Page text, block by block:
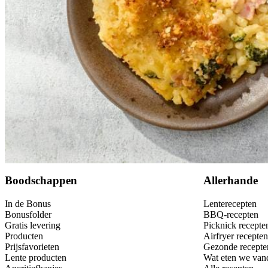
80 Parmigiano Reggiano-poeder
75
Dit heb je nodig
Boodschappen
In de Bonus
Bonusfolder
Gratis levering
Producten
Prijsfavorieten
Lente producten
Allerhande
Lenterecepten
BBQ-recepten
Picknick
Airfryer recepten
Gezonde
Wat eten we